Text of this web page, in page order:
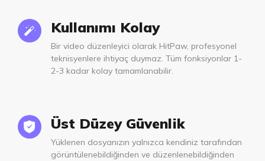
Kullanımı Kolay
Bir video düzenleyici olarak HitPaw, profesyonel
teknisyenlere ihtiyaç duymaz. Tüm fonksiyonlar 1-
2-3 kadar kolay tamamlanabilir.
Üst Düzey Güvenlik
Yüklenen dosyanızın yalnızca kendiniz tarafından
görüntülenebildiğinden ve düzenlenebildiğinden